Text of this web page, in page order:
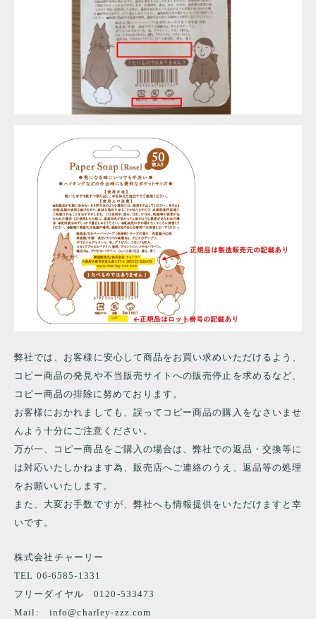
弊社では、お客様に安心して商品をお買い求めいただけるよう、
コピー商品の発見や不当販売サイトへの販売停止を求めるなど、
コピー商品の排除に努めております。
お客様におかれましても、誤ってコピー商品の購入をなさいませ
んよう十分にご注意ください。
万が一、コピー商品をご購入の場合は、弊社での返品・交換等に
は対応いたしかねます為、販売店へご連絡のうえ、返品等の処理
をお願いいたします。
また、大変お手数ですが、弊社へも情報提供をいただけますと幸
いです。
株式会社チャーリー
TEL 06-6585-1331
フリーダイヤル 0120-533473
Mail:
info@charley-zzz.com